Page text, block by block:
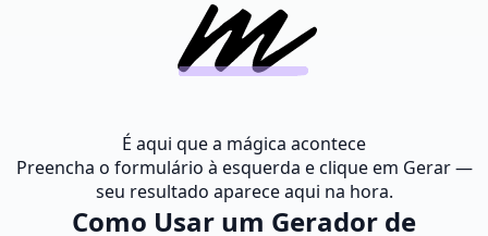
É aqui que a mágica acontece
Preencha o formulário à esquerda e clique em Gerar —
seu resultado aparece aqui na hora.
Como Usar um Gerador de